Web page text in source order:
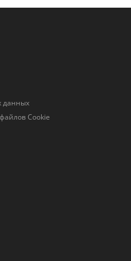
данных
Cookie